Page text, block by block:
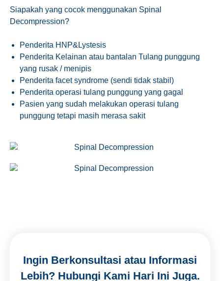
Siapakah yang cocok menggunakan Spinal
Decompression?
Penderita HNP&Lystesis
Penderita Kelainan atau bantalan Tulang punggung
yang rusak / menipis
Penderita facet syndrome (sendi tidak stabil)
Penderita operasi tulang punggung yang gagal
Pasien yang sudah melakukan operasi tulang
punggung tetapi masih merasa sakit
Ingin Berkonsultasi atau Informasi
Lebih? Hubungi Kami Hari Ini Juga.